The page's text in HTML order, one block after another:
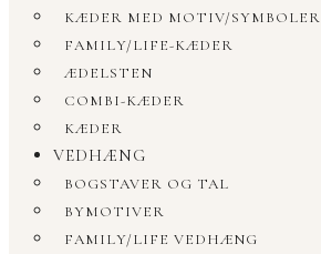
KÆDER MED MOTIV/SYMBOLER
FAMILY/LIFE-KÆDER
ÆDELSTEN
COMBI-KÆDER
KÆDER
VEDHÆNG
BOGSTAVER OG TAL
BYMOTIVER
FAMILY/LIFE VEDHÆNG